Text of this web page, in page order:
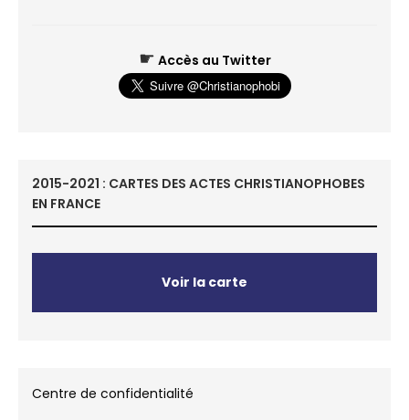
☛ Accès au Twitter
2015-2021 : CARTES DES ACTES CHRISTIANOPHOBES
EN FRANCE
Voir la carte
Centre de confidentialité